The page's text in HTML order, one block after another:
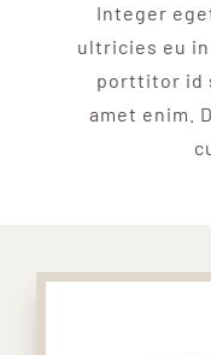
Integer
ultricies eu
porttitor id
amet enim.